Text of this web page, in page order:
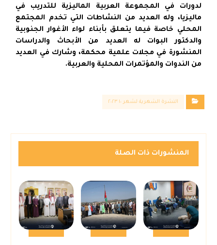
لدورات في المجموعة العربية الماليزية للتدريب في
ماليزيا، وله العديد من النشاطات التي تخدم المجتمع
المحلي خاصة فيما يتعلق بأبناء لواء الأغوار الجنوبية
والدكتور البوات له العديد من الأبحاث والدراسات
المنشورة في مجلات علمية محكمة، وشارك في العديد
من الندوات والمؤتمرات المحلية والعربية.
النشرة الشهرية لشهر ١٠ ٢٠٢٣
المنشورات ذات الصلة